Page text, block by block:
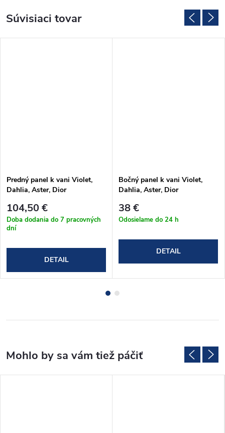
Súvisiaci tovar
Predný panel k vani Violet,
Dahlia, Aster, Dior
104,50 €
Doba dodania do 7 pracovných
dní
DETAIL
Bočný panel k vani Violet,
Dahlia, Aster, Dior
38 €
Odosielame do 24 h
DETAIL